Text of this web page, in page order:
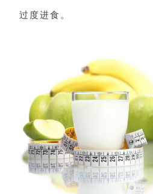
过度进食。